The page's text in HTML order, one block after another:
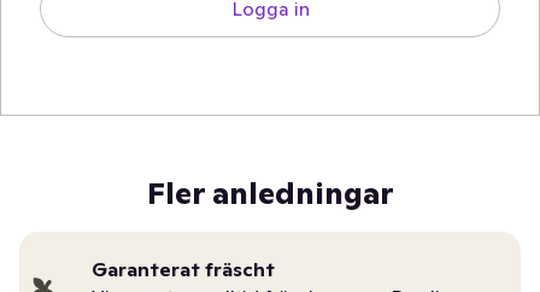
Logga in
Fler anledningar
Garanterat fräscht